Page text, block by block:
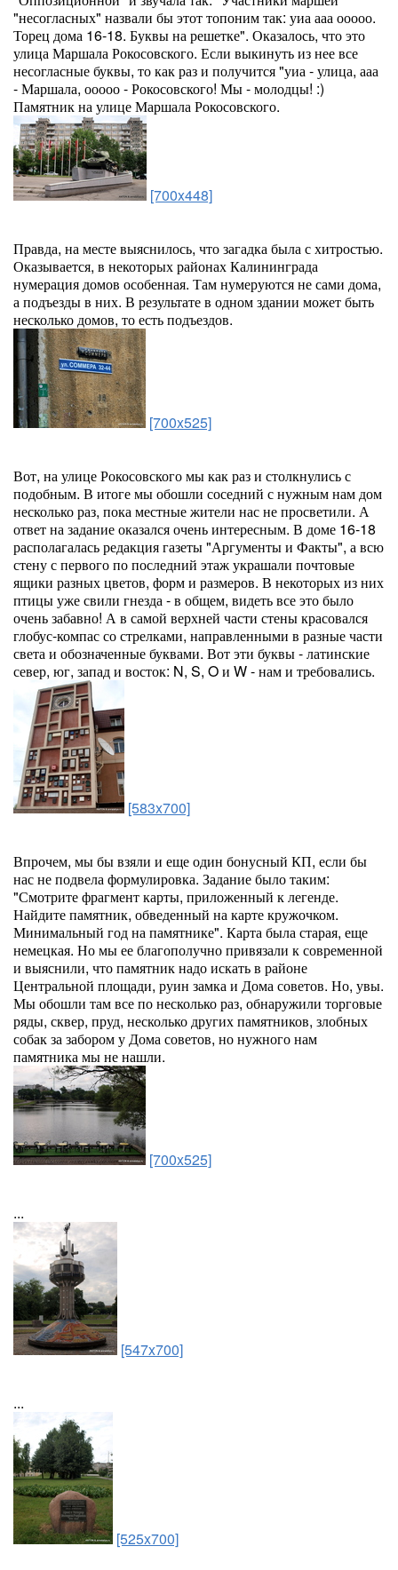
"несогласных" назвали бы этот топоним так: уиа ааа ооооо.
Торец дома 16-18. Буквы на решетке". Оказалось, что это
улица Маршала Рокосовского. Если выкинуть из нее все
несогласные буквы, то как раз и получится "уиа - улица, ааа
- Маршала, ооооо - Рокосовского! Мы - молодцы! :)
Памятник на улице Маршала Рокосовского.
[700x448]
Правда, на месте выяснилось, что загадка была с хитростью.
Оказывается, в некоторых районах Калининграда
нумерация домов особенная. Там нумеруются не сами дома,
а подъезды в них. В результате в одном здании может быть
несколько домов, то есть подъездов.
[700x525]
Вот, на улице Рокосовского мы как раз и столкнулись с
подобным. В итоге мы обошли соседний с нужным нам дом
несколько раз, пока местные жители нас не просветили. А
ответ на задание оказался очень интересным. В доме 16-18
располагалась редакция газеты "Аргументы и Факты", а всю
стену с первого по последний этаж украшали почтовые
ящики разных цветов, форм и размеров. В некоторых из них
птицы уже свили гнезда - в общем, видеть все это было
очень забавно! А в самой верхней части стены красовался
глобус-компас со стрелками, направленными в разные части
света и обозначенные буквами. Вот эти буквы - латинские
север, юг, запад и восток: N, S, O и W - нам и требовались.
[583x700]
Впрочем, мы бы взяли и еще один бонусный КП, если бы
нас не подвела формулировка. Задание было таким:
"Смотрите фрагмент карты, приложенный к легенде.
Найдите памятник, обведенный на карте кружочком.
Минимальный год на памятнике". Карта была старая, еще
немецкая. Но мы ее благополучно привязали к современной
и выяснили, что памятник надо искать в районе
Центральной площади, руин замка и Дома советов. Но, увы.
Мы обошли там все по несколько раз, обнаружили торговые
ряды, сквер, пруд, несколько других памятников, злобных
собак за забором у Дома советов, но нужного нам
памятника мы не нашли.
[700x525]
...
[547x700]
...
[525x700]